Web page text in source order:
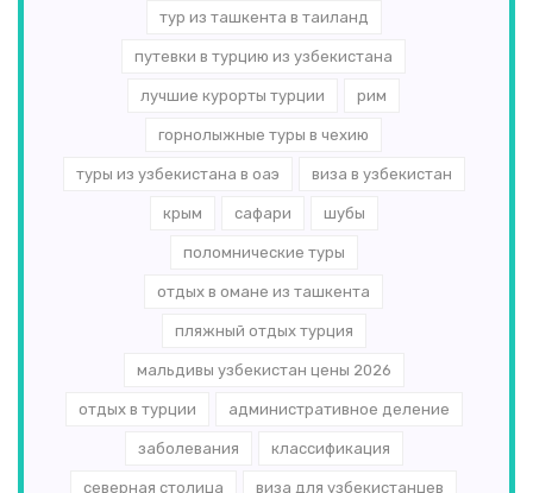
тур из ташкента в таиланд
путевки в турцию из узбекистана
лучшие курорты турции рим
горнолыжные туры в чехию
туры из узбекистана в оаэ виза в узбекистан
крым сафари шубы
поломнические туры
отдых в омане из ташкента
пляжный отдых турция
мальдивы узбекистан цены 2026
отдых в турции административное деление
заболевания классификация
северная столица виза для узбекистанцев